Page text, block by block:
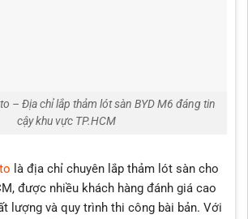
– Địa chỉ lắp thảm lót sàn BYD M6 đáng tin
cậy khu vực TP.HCM
là địa chỉ chuyên lắp thảm lót sàn cho
được nhiều khách hàng đánh giá cao
lượng và quy trình thi công bài bản. Với